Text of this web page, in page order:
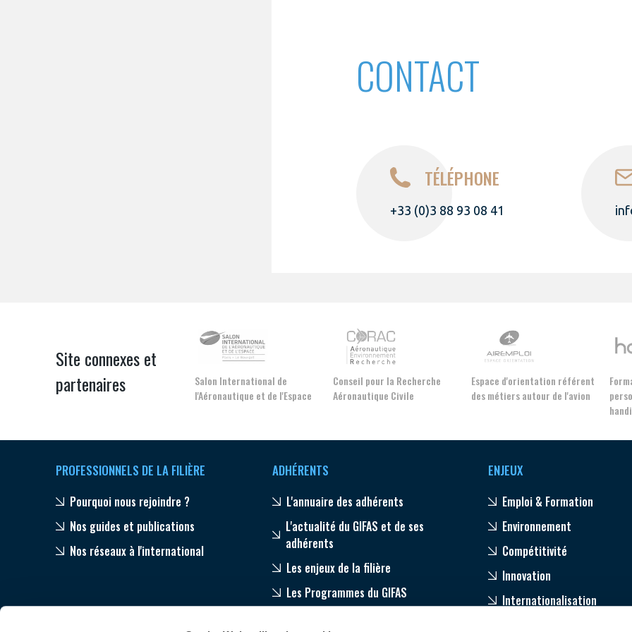
CONTACT
TÉLÉPHONE
+33 (0)3 88 93 08 41
Site connexes et
partenaires
Salon International de
l'Aéronautique et de l'Espace
Conseil pour la Recherche
Aéronautique Civile
Espace d'orientation référent
des métiers autour de l'avion
PROFESSIONNELS DE LA FILIÈRE
Pourquoi nous rejoindre ?
Nos guides et publications
Nos réseaux à l'international
ADHÉRENTS
L'annuaire des adhérents
L'actualité du GIFAS et de ses
adhérents
Les enjeux de la filière
Les Programmes du GIFAS
ENJEUX
Emploi & Formation
Environnement
Compétitivité
Innovation
Internationalisation